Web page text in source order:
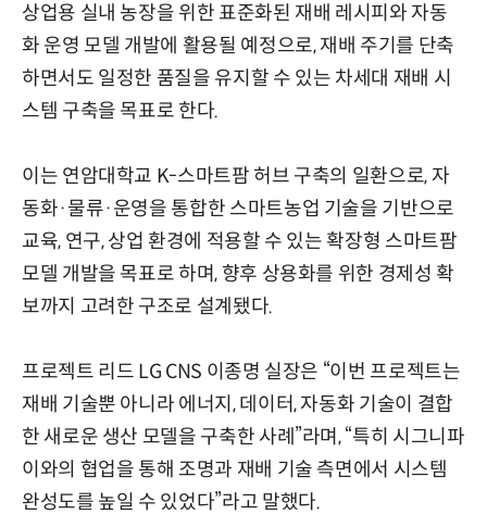
상업용 실내 농장을 위한 표준화된 재배 레시피와 자동
화 운영 모델 개발에 활용될 예정으로, 재배 주기를 단축
하면서도 일정한 품질을 유지할 수 있는 차세대 재배 시
스템 구축을 목표로 한다.
이는 연암대학교 K-스마트팜 허브 구축의 일환으로, 자
동화·물류·운영을 통합한 스마트농업 기술을 기반으로
교육, 연구, 상업 환경에 적용할 수 있는 확장형 스마트팜
모델 개발을 목표로 하며, 향후 상용화를 위한 경제성 확
보까지 고려한 구조로 설계됐다.
프로젝트 리드 LG CNS 이종명 실장은 “이번 프로젝트는
재배 기술뿐 아니라 에너지, 데이터, 자동화 기술이 결합
한 새로운 생산 모델을 구축한 사례”라며, “특히 시그니파
이와의 협업을 통해 조명과 재배 기술 측면에서 시스템
완성도를 높일 수 있었다”라고 말했다.